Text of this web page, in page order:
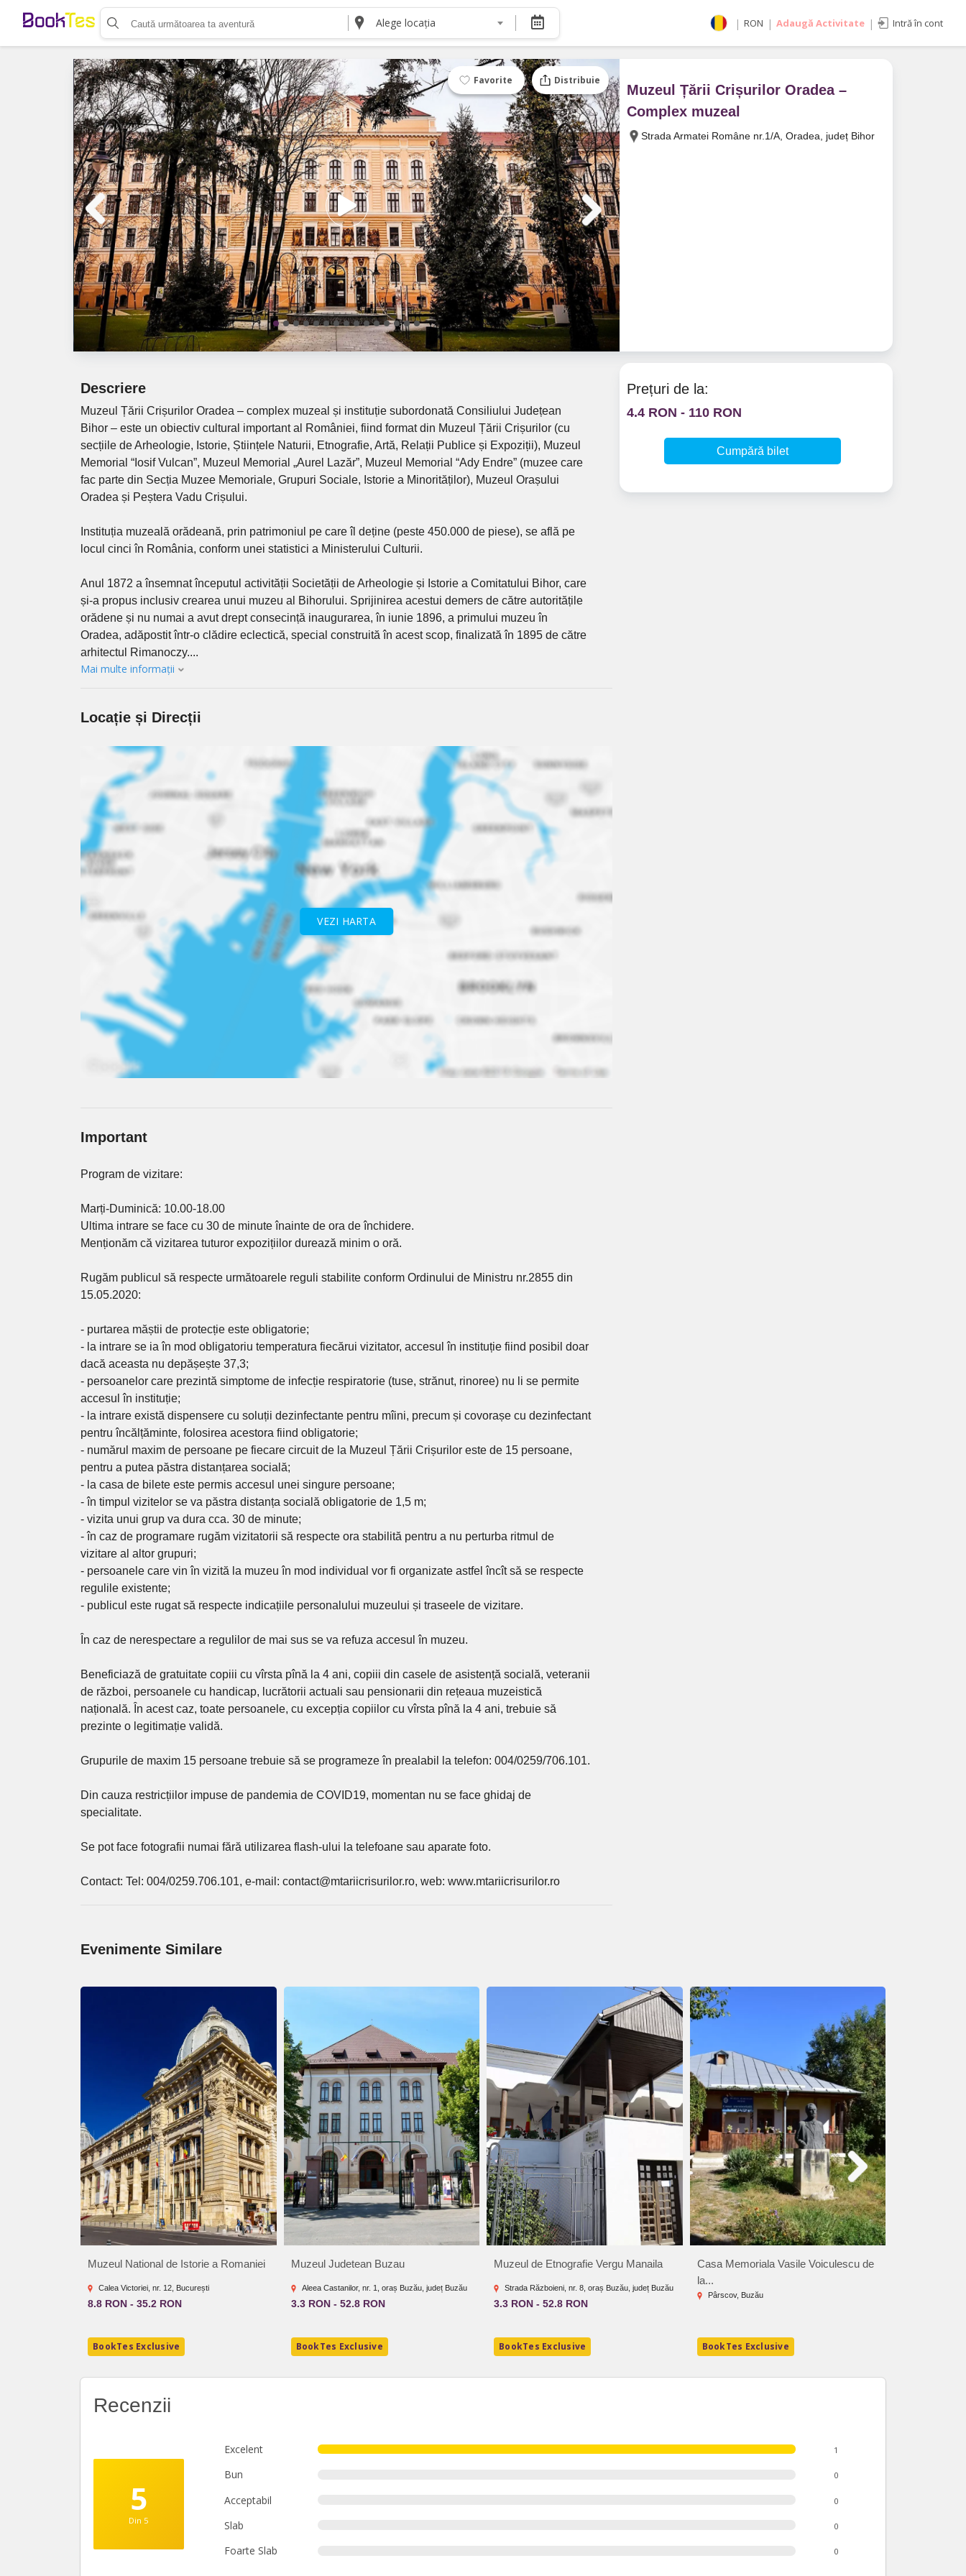
Alege locația | RON | Adaugă Activitate | Intră în cont
Organizează-ți activitatea
Listează-ți activitatea
Vinde bilete cu Booktes.com
Aplicația de control access
DESPRE NOI
Despre noi
Termeni și condiții pentru cumpărătorii de bilete
Termeni și condiții pentru organizatorii de evenimente
Politica de Confidențialitate
Politica cookie și publicitate
EUR
USD
Favorite Distribuie
Muzeul Țării Crișurilor Oradea –
Complex muzeal
Strada Armatei Române nr.1/A, Oradea, județ Bihor
Prețuri de la:
4.4 RON - 110 RON
Cumpără bilet
Descriere
Muzeul Țării Crișurilor Oradea – complex muzeal și instituție subordonată Consiliului Județean
Bihor – este un obiectiv cultural important al României, fiind format din Muzeul Țării Crișurilor (cu
secțiile de Arheologie, Istorie, Științele Naturii, Etnografie, Artă, Relații Publice și Expoziții), Muzeul
Memorial “Iosif Vulcan”, Muzeul Memorial „Aurel Lazăr”, Muzeul Memorial “Ady Endre” (muzee care
fac parte din Secția Muzee Memoriale, Grupuri Sociale, Istorie a Minorităților), Muzeul Orașului
Oradea și Peștera Vadu Crișului.
Instituția muzeală orădeană, prin patrimoniul pe care îl deține (peste 450.000 de piese), se află pe
locul cinci în România, conform unei statistici a Ministerului Culturii.
Anul 1872 a însemnat începutul activității Societății de Arheologie și Istorie a Comitatului Bihor, care
și-a propus inclusiv crearea unui muzeu al Bihorului. Sprijinirea acestui demers de către autoritățile
orădene și nu numai a avut drept consecință inaugurarea, în iunie 1896, a primului muzeu în
Oradea, adăpostit într-o clădire eclectică, special construită în acest scop, finalizată în 1895 de către
arhitectul Rimanoczy....
Mai multe informații
Locație și Direcții
VEZI HARTA
Important
Program de vizitare:
Marți-Duminică: 10.00-18.00
Ultima intrare se face cu 30 de minute înainte de ora de închidere.
Menționăm că vizitarea tuturor expozițiilor durează minim o oră.
Rugăm publicul să respecte următoarele reguli stabilite conform Ordinului de Ministru nr.2855 din
15.05.2020:
- purtarea măștii de protecție este obligatorie;
- la intrare se ia în mod obligatoriu temperatura fiecărui vizitator, accesul în instituție fiind posibil doar
dacă aceasta nu depășește 37,3;
- persoanelor care prezintă simptome de infecție respiratorie (tuse, strănut, rinoree) nu li se permite
accesul în instituție;
- la intrare există dispensere cu soluții dezinfectante pentru mîini, precum și covorașe cu dezinfectant
pentru încălțăminte, folosirea acestora fiind obligatorie;
- numărul maxim de persoane pe fiecare circuit de la Muzeul Țării Crișurilor este de 15 persoane,
pentru a putea păstra distanțarea socială;
- la casa de bilete este permis accesul unei singure persoane;
- în timpul vizitelor se va păstra distanța socială obligatorie de 1,5 m;
- vizita unui grup va dura cca. 30 de minute;
- în caz de programare rugăm vizitatorii să respecte ora stabilită pentru a nu perturba ritmul de
vizitare al altor grupuri;
- persoanele care vin în vizită la muzeu în mod individual vor fi organizate astfel încît să se respecte
regulile existente;
- publicul este rugat să respecte indicațiile personalului muzeului și traseele de vizitare.
În caz de nerespectare a regulilor de mai sus se va refuza accesul în muzeu.
Beneficiază de gratuitate copiii cu vîrsta pînă la 4 ani, copiii din casele de asistență socială, veteranii
de război, persoanele cu handicap, lucrătorii actuali sau pensionarii din rețeaua muzeistică
națională. În acest caz, toate persoanele, cu excepția copiilor cu vîrsta pînă la 4 ani, trebuie să
prezinte o legitimație validă.
Grupurile de maxim 15 persoane trebuie să se programeze în prealabil la telefon: 004/0259/706.101.
Din cauza restricțiilor impuse de pandemia de COVID19, momentan nu se face ghidaj de
specialitate.
Se pot face fotografii numai fără utilizarea flash-ului la telefoane sau aparate foto.
Contact: Tel: 004/0259.706.101, e-mail: contact@mtariicrisurilor.ro, web: www.mtariicrisurilor.ro
Evenimente Similare
Muzeul National de Istorie a Romaniei
Calea Victoriei, nr. 12, București
8.8 RON - 35.2 RON
BookTes Exclusive
Muzeul Judetean Buzau
Aleea Castanilor, nr. 1, oraș Buzău, județ Buzău
3.3 RON - 52.8 RON
BookTes Exclusive
Muzeul de Etnografie Vergu Manaila
Strada Războieni, nr. 8, oraș Buzău, județ Buzău
3.3 RON - 52.8 RON
BookTes Exclusive
Casa Memoriala Vasile Voiculescu de
la...
Pârscov, Buzău
BookTes Exclusive
Recenzii
5
Din 5
Excelent 1
Bun 0
Acceptabil 0
Slab 0
Foarte Slab 0